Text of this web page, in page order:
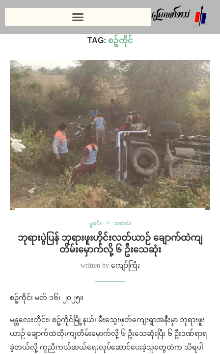
TAG: စဉ့်ကိုင်
မှုခင်း သတင်း
ဘုရားပွဲပြန် ဘုရားဖူးဟိုင်းလတ်ယာဉ် ချောက်ထဲကျ
တိမ်းမှောက်လို့ ၆ ဦးသေဆုံး
written by ကျော်ကြီး
စဉ့်ကိုင်၊ မတ် ၁၆၊ ၂၀၂၅။
မန္တလေးတိုင်း၊ စဉ့်ကိုင်မြို့နယ်၊ မီးသွေးဖုတ်ကျေးရွာအနီးမှာ ဘုရားဖူး
ယာဉ် ချောက်ထဲထိုးကျတိမ်းမှောက်လို့ ၆ ဦးသေဆုံးပြီး ၆ ဦးဒဏ်ရာရ
ခဲ့တယ်လို့ ကူညီကယ်ဆယ်ရေးလုပ်ဆောင်ပေးခဲ့သူတွေထံက သိရပါ